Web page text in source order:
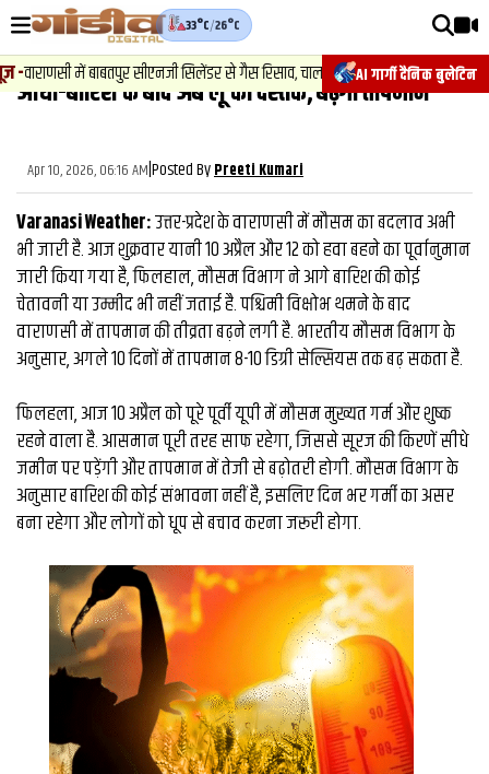
AI गार्गी दैनिक बुलेटिन
33°C/26°C
में बाबतपुर सीएनजी सिलेंडर से गैस रिसाव, चालक की सूझबूझ से टला बड़ा हादसा.
वीडियोज़
राजनीति
फिल्मी
साहित्य
संस्कृति
ख़ान पान और जीवनशैली
अंतरराष्ट्रीय
फैक्ट चेक
व्यापार
मौसम
देश
आंधी-बारिश के बाद अब लू की दस्तक, बढ़ेगा तापमान
Apr 10, 2026, 06:16 AM|Posted ByPreeti Kumari
Varanasi Weather:उत्तर-प्रदेश के वाराणसी में मौसम का बदलाव अभी
भी जारी है. आज शुक्रवार यानी 10 अप्रैल और 12 को हवा बहने का पूर्वानुमान
जारी किया गया है, फिलहाल, मौसम विभाग ने आगे बारिश की कोई
चेतावनी या उम्मीद भी नहीं जताई है. पश्चिमी विक्षोभ थमने के बाद
वाराणसी में तापमान की तीव्रता बढ़ने लगी है. भारतीय मौसम विभाग के
अनुसार, अगले 10 दिनों में तापमान 8-10 डिग्री सेल्सियस तक बढ़ सकता है.
फिलहला, आज 10 अप्रैल को पूरे पूर्वी यूपी में मौसम मुख्यत गर्म और शुष्क
रहने वाला है. आसमान पूरी तरह साफ रहेगा, जिससे सूरज की किरणें सीधे
जमीन पर पड़ेंगी और तापमान में तेजी से बढ़ोतरी होगी. मौसम विभाग के
अनुसार बारिश की कोई संभावना नहीं है, इसलिए दिन भर गर्मी का असर
बना रहेगा और लोगों को धूप से बचाव करना जरूरी होगा.